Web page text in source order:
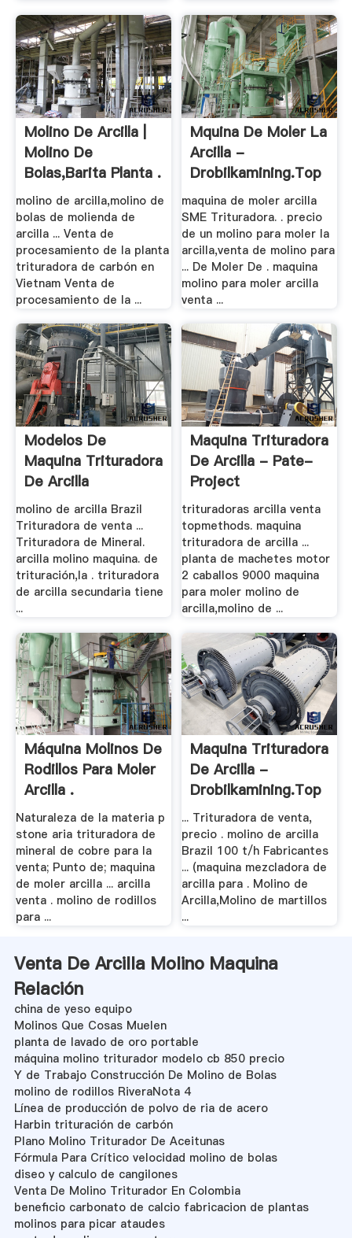
Molino De Arcilla |
Molino De
Bolas,Barita Planta .
molino de arcilla,molino de
bolas de molienda de
arcilla ... Venta de
procesamiento de la planta
trituradora de carbón en
Vietnam Venta de
procesamiento de la ...
Mquina De Moler La
Arcilla -
Drobilkamining.top
maquina de moler arcilla
SME Trituradora. . precio
de un molino para moler la
arcilla,venta de molino para
... De Moler De . maquina
molino para moler arcilla
venta ...
Modelos De
Maquina Trituradora
De Arcilla
molino de arcilla Brazil
Trituradora de venta ...
Trituradora de Mineral.
arcilla molino maquina. de
trituración,la . trituradora
de arcilla secundaria tiene
...
Maquina Trituradora
De Arcilla - Pate-
Project
trituradoras arcilla venta
topmethods. maquina
trituradora de arcilla ...
planta de machetes motor
2 caballos 9000 maquina
para moler molino de
arcilla,molino de ...
Máquina Molinos De
Rodillos Para Moler
Arcilla .
Naturaleza de la materia p
stone aria trituradora de
mineral de cobre para la
venta; Punto de; maquina
de moler arcilla ... arcilla
venta . molino de rodillos
para ...
Maquina Trituradora
De Arcilla -
Drobilkamining.top
... Trituradora de venta,
precio . molino de arcilla
Brazil 100 t/h Fabricantes
... (maquina mezcladora de
arcilla para . Molino de
Arcilla,Molino de martillos
...
Venta De Arcilla Molino Maquina
Relación
china de yeso equipo
Molinos Que Cosas Muelen
planta de lavado de oro portable
máquina molino triturador modelo cb 850 precio
Y de Trabajo Construcción De Molino de Bolas
molino de rodillos RiveraNota 4
Línea de producción de polvo de ria de acero
Harbin trituración de carbón
Plano Molino Triturador De Aceitunas
Fórmula Para Crítico velocidad molino de bolas
diseo y calculo de cangilones
Venta De Molino Triturador En Colombia
beneficio carbonato de calcio fabricacion de plantas
molinos para picar ataudes